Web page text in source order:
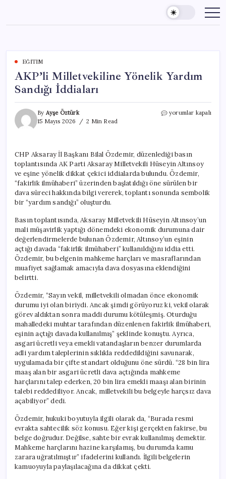
content
EĞITIM
AKP’li Milletvekiline Yönelik Yardım
Sandığı İddiaları
By Ayşe Öztürk
15 Mayıs 2026
2 Min Read
AKP’li
İddiaları
için
yorumlar kapalı
CHP Aksaray İl Başkanı Bilal Özdemir, düzenlediği basın
toplantısında AK Parti Aksaray Milletvekili Hüseyin Altınsoy
ve eşine yönelik dikkat çekici iddialarda bulundu. Özdemir,
“fakirlik ilmühaberi” üzerinden başlatıldığı öne sürülen bir
dava süreci hakkında bilgi vererek, toplantı sonunda sembolik
bir “yardım sandığı” oluşturdu.
Basın toplantısında, Aksaray Milletvekili Hüseyin Altınsoy’un
mali müşavirlik yaptığı dönemdeki ekonomik durumuna dair
değerlendirmelerde bulunan Özdemir, Altınsoy’un eşinin
açtığı davada “fakirlik ilmühaberi” kullanıldığını iddia etti.
Özdemir, bu belgenin mahkeme harçları ve masraflarından
muafiyet sağlamak amacıyla dava dosyasına eklendiğini
belirtti.
Özdemir, “Sayın vekil, milletvekili olmadan önce ekonomik
durumu iyi olan biriydi. Ancak şimdi görüyoruz ki, vekil olarak
görev aldıktan sonra maddi durumu kötüleşmiş. Oturduğu
mahalledeki muhtar tarafından düzenlenen fakirlik ilmühaberi,
eşinin açtığı davada kullanılmış” şeklinde konuştu. Ayrıca,
asgari ücretli veya emekli vatandaşların benzer durumlarda
adli yardım taleplerinin sıklıkla reddedildiğini savunarak,
uygulamada bir çifte standart olduğunu öne sürdü. “28 bin lira
maaş alan bir asgari ücretli dava açtığında mahkeme
harçlarını talep ederken, 20 bin lira emekli maaşı alan birinin
talebi reddediliyor. Ancak, milletvekili bu belgeyle harçsız dava
açabiliyor” dedi.
Özdemir, hukuki boyutuyla ilgili olarak da, “Burada resmi
evrakta sahtecilik söz konusu. Eğer kişi gerçekten fakirse, bu
belge doğrudur. Değilse, sahte bir evrak kullanılmış demektir.
Mahkeme harçlarını hazine karşılamış, bu durumda kamu
zarara uğratılmıştır” ifadelerini kullandı. İlgili belgelerin
kamuoyuyla paylaşılacağına da dikkat çekti.